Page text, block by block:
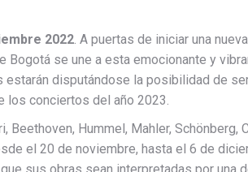
2022. A puertas de iniciar una
Bogotá se une a esta emocionante y
disputándose la posibilidad de
los conciertos del año 2023.
Beethoven, Hummel, Mahler,
el 20 de noviembre, hasta el 6 de